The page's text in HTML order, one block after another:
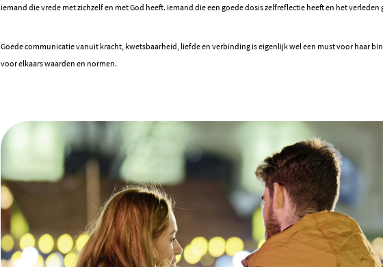
iemand die vrede met zichzelf en met God heeft. Iemand die een goede dosis zelfreflectie heeft en het verleden
Goede communicatie vanuit kracht, kwetsbaarheid, liefde en verbinding is eigenlijk wel een must voor haar
voor elkaars waarden en normen.